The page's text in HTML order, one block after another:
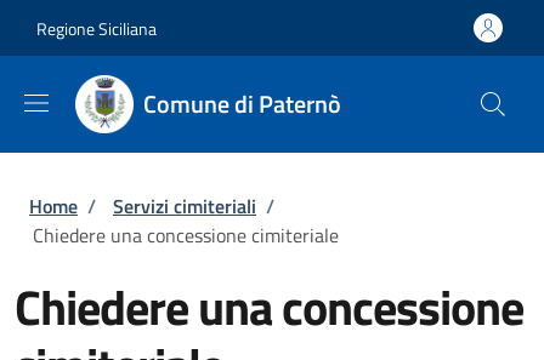
Regione Siciliana
Comune di Paternò
Briciole di pane
Home / Servizi cimiteriali /
Chiedere una concessione cimiteriale
Chiedere una concessione